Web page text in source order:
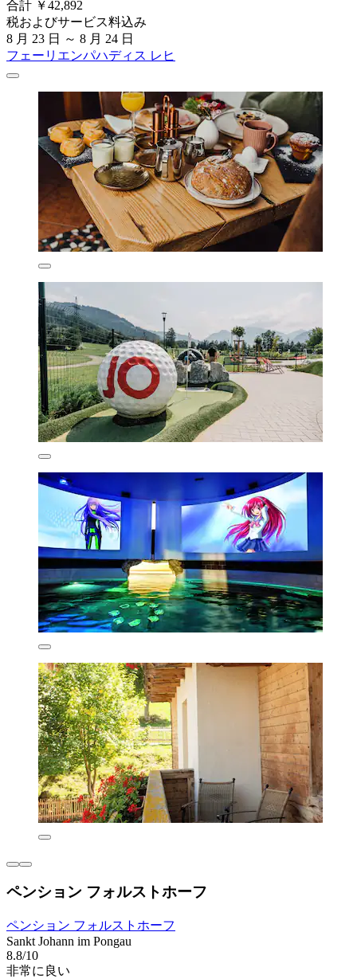
合計 ￥42,892
税およびサービス料込み
8 月 23 日 ～ 8 月 24 日
フェーリエンパハディス レヒ
ペンション フォルストホーフ
ペンション フォルストホーフ
Sankt Johann im Pongau
8.8/10
非常に良い